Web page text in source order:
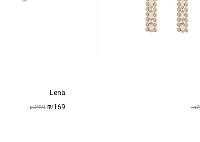
₪
Lena
₪169
₪259